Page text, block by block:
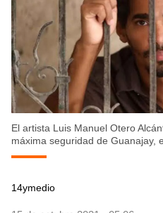
El artista Luis Manuel Otero
máxima seguridad de Guanajay,
14ymedio